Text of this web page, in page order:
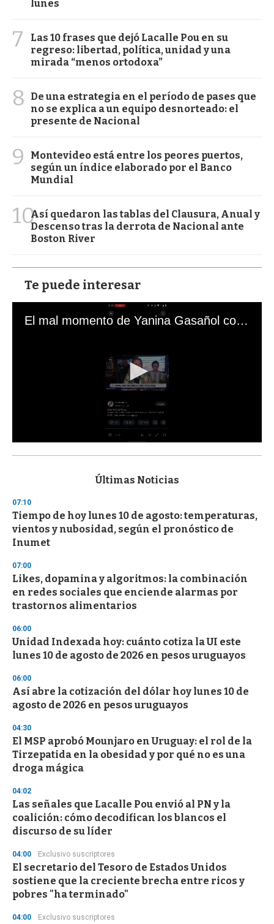
lunes
7
Las 10 frases que dejó Lacalle Pou en su
regreso: libertad, política, unidad y una
mirada “menos ortodoxa”
8
De una estrategia en el período de pases que
no se explica a un equipo desnorteado: el
presente de Nacional
9
Montevideo está entre los peores puertos,
según un índice elaborado por el Banco
Mundial
10Así quedaron las tablas del Clausura, Anual y
Descenso tras la derrota de Nacional ante
Boston River
Te puede interesar
El mal momento de Yanina Gasañol con un hincha argentino en "Subrayado"
s
d
s
o
f
3
s
e
c
o
n
Últimas Noticias
07:10
Tiempo de hoy lunes 10 de agosto: temperaturas,
vientos y nubosidad, según el pronóstico de
Inumet
07:00
Likes, dopamina y algoritmos: la combinación
en redes sociales que enciende alarmas por
trastornos alimentarios
06:00
Unidad Indexada hoy: cuánto cotiza la UI este
lunes 10 de agosto de 2026 en pesos uruguayos
06:00
Así abre la cotización del dólar hoy lunes 10 de
agosto de 2026 en pesos uruguayos
04:30
El MSP aprobó Mounjaro en Uruguay: el rol de la
Tirzepatida en la obesidad y por qué no es una
droga mágica
04:02
Las señales que Lacalle Pou envió al PN y la
coalición: cómo decodifican los blancos el
discurso de su líder
04:00 Exclusivo suscriptores
El secretario del Tesoro de Estados Unidos
sostiene que la creciente brecha entre ricos y
pobres "ha terminado"
04:00 Exclusivo suscriptores